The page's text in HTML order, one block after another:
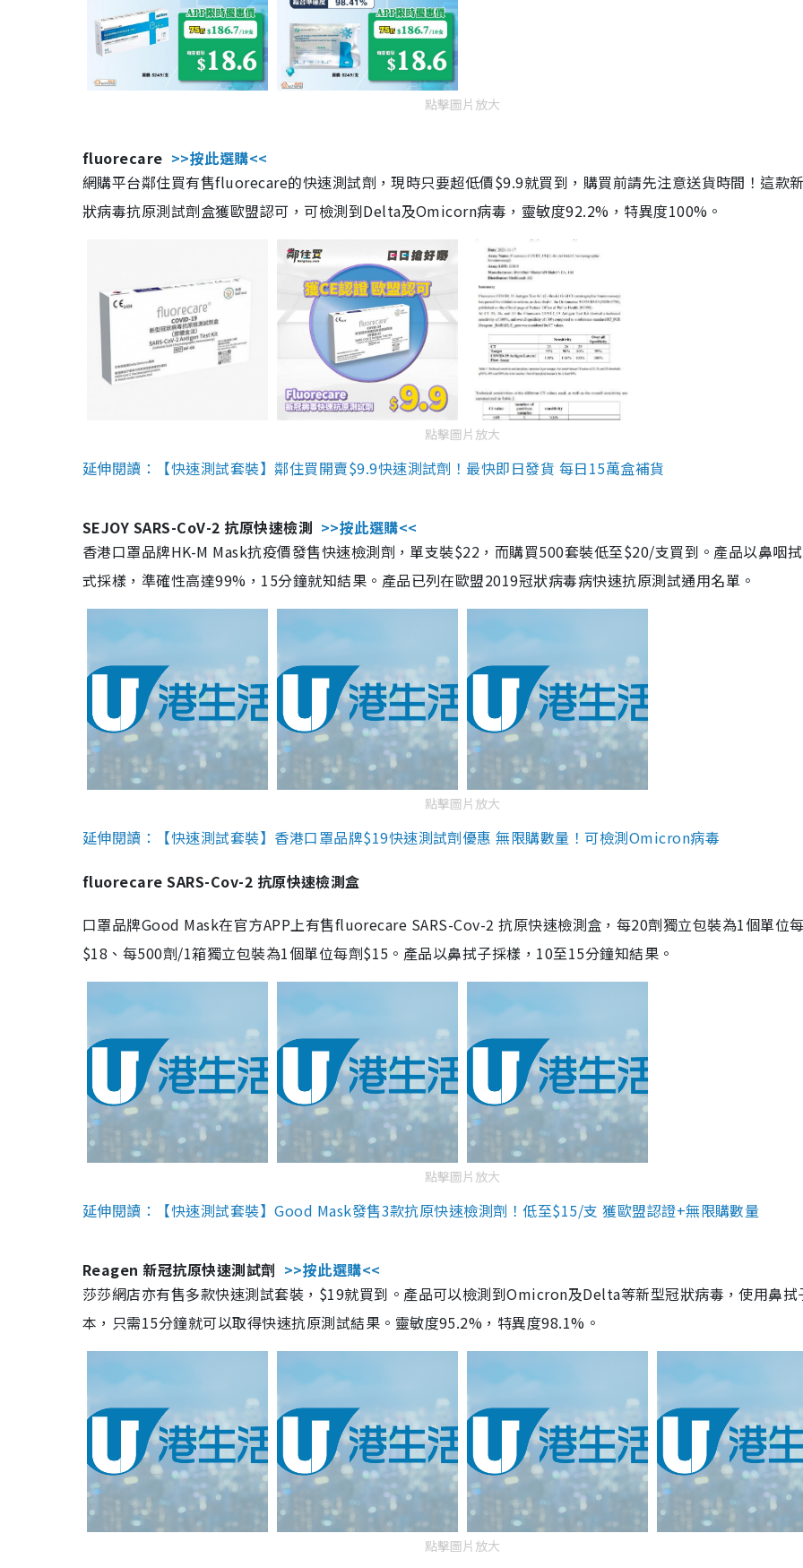
點擊圖片放大
fluorecare >>按此選購<<
網購平台鄰住買有售fluorecare的快速測試劑，現時只要超低價$9.9就買到，購買前請先注意送貨時間！這款
狀病毒抗原測試劑盒獲歐盟認可，可檢測到Delta及Omicorn病毒，靈敏度92.2%，特異度100%。
點擊圖片放大
延伸閱讀：【快速測試套裝】鄰住買開賣$9.9快速測試劑！最快即日發貨 每日15萬盒補貨
SEJOY SARS-CoV-2 抗原快速檢測 >>按此選購<<
香港口罩品牌HK-M Mask抗疫價發售快速檢測劑，單支裝$22，而購買500套裝低至$20/支買到。產品以鼻咽
式採樣，準確性高達99%，15分鐘就知結果。產品已列在歐盟2019冠狀病毒病快速抗原測試通用名單。
點擊圖片放大
延伸閱讀：【快速測試套裝】香港口罩品牌$19快速測試劑優惠 無限購數量！可檢測Omicron病毒
fluorecare SARS-Cov-2 抗原快速檢測盒
口罩品牌Good Mask在官方APP上有售fluorecare SARS-Cov-2 抗原快速檢測盒，每20劑獨立包裝為1個單位
$18、每500劑/1箱獨立包裝為1個單位每劑$15。產品以鼻拭子採樣，10至15分鐘知結果。
點擊圖片放大
延伸閱讀：【快速測試套裝】Good Mask發售3款抗原快速檢測劑！低至$15/支 獲歐盟認證+無限購數量
Reagen 新冠抗原快速測試劑 >>按此選購<<
莎莎網店亦有售多款快速測試套裝，$19就買到。產品可以檢測到Omicron及Delta等新型冠狀病毒，使用鼻拭
本，只需15分鐘就可以取得快速抗原測試結果。靈敏度95.2%，特異度98.1%。
點擊圖片放大